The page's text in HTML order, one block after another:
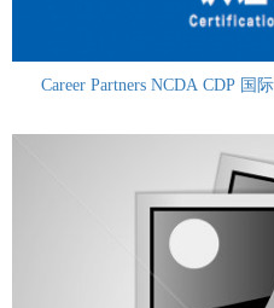
Career Partners NCDA CDP 国